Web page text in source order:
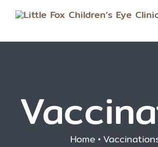
Skip
content
Home •